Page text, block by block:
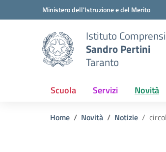
Vai ai contenuti
Vai al menu di navigazioneMinistero dell'Istruzione e del Merito
Istituto
Sandro Pertini
Taranto
Scuola Servizi Novità
Home Novità Notizie